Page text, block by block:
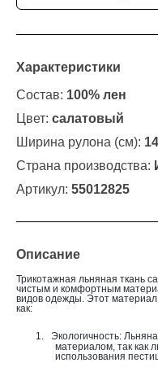
Характеристики
Состав: 100% лен
Цвет: салатовый
Ширина рулона (см):
Страна производства:
Артикул: 55012825
Описание
Трикотажная льняная ткань
чистым и комфортным
видов одежды. Этот
как:
1.
Экологичность:
материалом, так как
использования